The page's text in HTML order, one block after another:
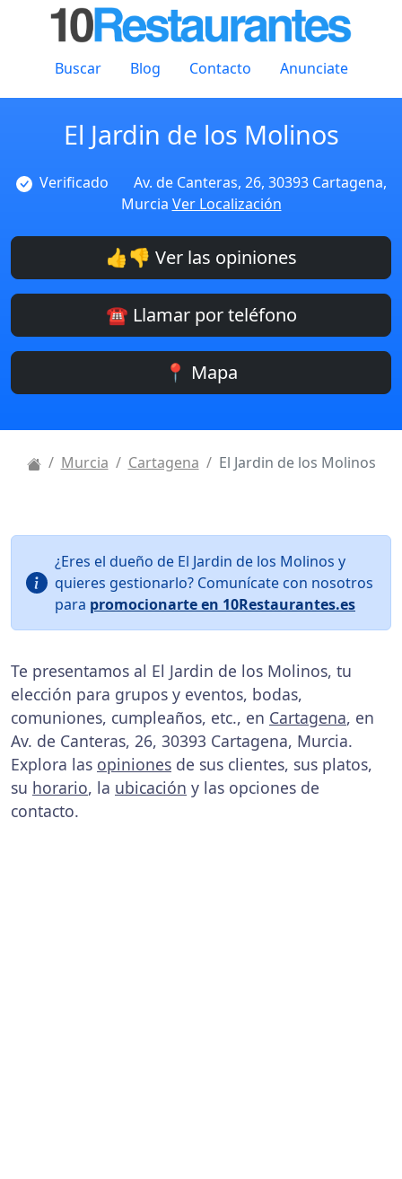
Buscar Blog Contacto Anunciate
El Jardin de los Molinos
Verificado
Av. de Canteras, 26, 30393 Cartagena,
Murcia Ver Localización
👍👎 Ver las opiniones
☎️ Llamar por teléfono
📍 Mapa
Murcia Cartagena El Jardin de los Molinos
¿Eres el dueño de El Jardin de los Molinos y
quieres gestionarlo? Comunícate con nosotros
para promocionarte en 10Restaurantes.es
Te presentamos al El Jardin de los Molinos, tu
elección para grupos y eventos, bodas,
comuniones, cumpleaños, etc., en Cartagena, en
Av. de Canteras, 26, 30393 Cartagena, Murcia.
Explora las opiniones de sus clientes, sus platos,
su horario, la ubicación y las opciones de
contacto.